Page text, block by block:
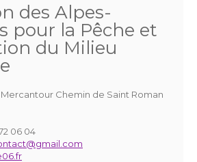
des Alpes-
pour la Pêche et
du Milieu
Chemin de Saint Roman
06 04